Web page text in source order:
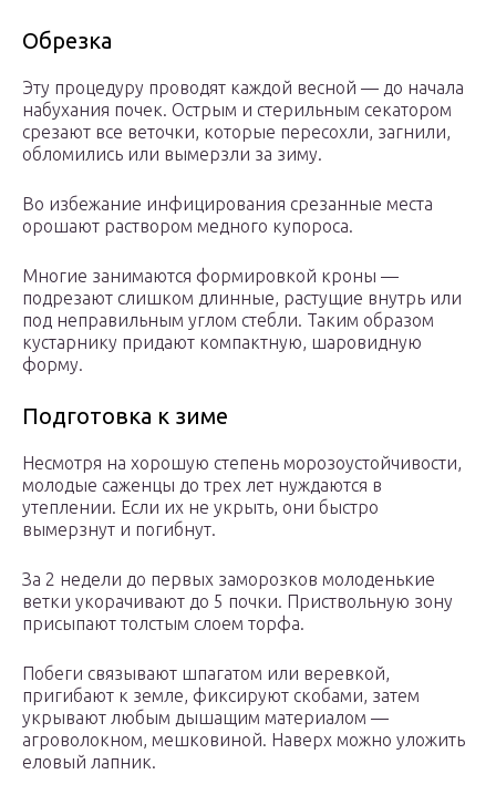
Обрезка
Эту процедуру проводят каждой весной — до начала
набухания почек. Острым и стерильным секатором
срезают все веточки, которые пересохли, загнили,
обломились или вымерзли за зиму.
Во избежание инфицирования срезанные места
орошают раствором медного купороса.
Многие занимаются формировкой кроны —
подрезают слишком длинные, растущие внутрь или
под неправильным углом стебли. Таким образом
кустарнику придают компактную, шаровидную
форму.
Подготовка к зиме
Несмотря на хорошую степень морозоустойчивости,
молодые саженцы до трех лет нуждаются в
утеплении. Если их не укрыть, они быстро
вымерзнут и погибнут.
За 2 недели до первых заморозков молоденькие
ветки укорачивают до 5 почки. Приствольную зону
присыпают толстым слоем торфа.
Побеги связывают шпагатом или веревкой,
пригибают к земле, фиксируют скобами, затем
укрывают любым дышащим материалом —
агроволокном, мешковиной. Наверх можно уложить
еловый лапник.